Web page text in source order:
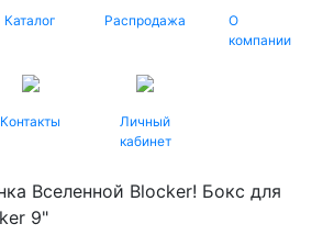
Каталог Распродажа
О
компании
Контакты
Личный
кабинет
Вселенной Blocker! Бокс для
9"